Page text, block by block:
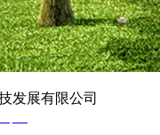
发展有限公司